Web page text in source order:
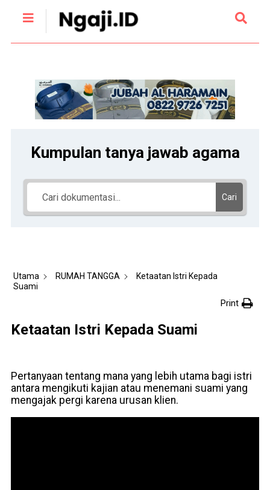
Kumpulan tanya jawab agama
Cari
Utama RUMAH TANGGA
Ketaatan Istri Kepada
Suami
Print
Ketaatan Istri Kepada Suami
Pertanyaan tentang mana yang lebih utama bagi istri
antara mengikuti kajian atau menemani suami yang
mengajak pergi karena urusan klien.